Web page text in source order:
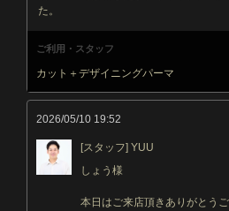
た。
ご利用・スタッフ
カット＋デザイニングパーマ
2026/05/10 19:52
[スタッフ] YUU
しょう様
本日はご来店頂きありがとう